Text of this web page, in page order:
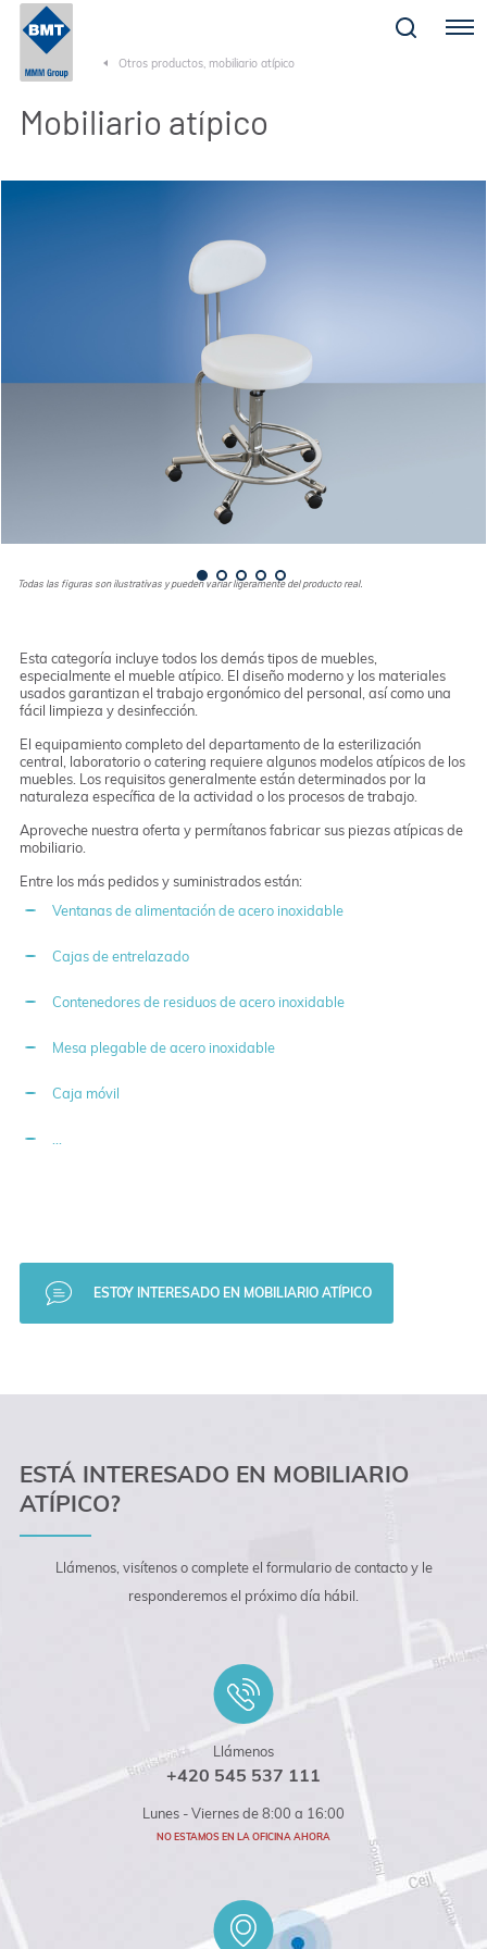
Menu
Otros productos, mobiliario atípico
Mobiliario atípico
Todas las figuras son ilustrativas y pueden variar ligeramente del producto real.
Esta categoría incluye todos los demás tipos de muebles,
especialmente el mueble atípico. El diseño moderno y los materiales
usados garantizan el trabajo ergonómico del personal, así como una
fácil limpieza y desinfección.
El equipamiento completo del departamento de la esterilización
central, laboratorio o catering requiere algunos modelos atípicos de los
muebles. Los requisitos generalmente están determinados por la
naturaleza específica de la actividad o los procesos de trabajo.
Aproveche nuestra oferta y permítanos fabricar sus piezas atípicas de
mobiliario.
Entre los más pedidos y suministrados están:
Ventanas de alimentación de acero inoxidable
Cajas de entrelazado
Contenedores de residuos de acero inoxidable
Mesa plegable de acero inoxidable
Caja móvil
ESTOY INTERESADO EN MOBILIARIO ATÍPICO
ESTÁ INTERESADO EN MOBILIARIO
ATÍPICO?
Llámenos, visítenos o complete el formulario de contacto y le
responderemos el próximo día hábil.
Llámenos
+420 545 537 111
Lunes - Viernes de 8:00 a 16:00
NO ESTAMOS EN LA OFICINA AHORA